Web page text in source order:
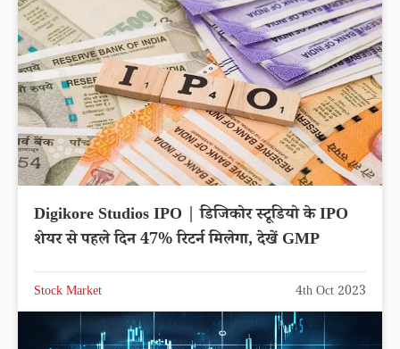
Digikore Studios IPO | डिजिकोर स्टूडियो के IPO
शेयर से पहले दिन 47% रिटर्न मिलेगा, देखें GMP
Stock Market 4th Oct 2023